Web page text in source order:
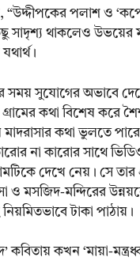
“উদ্দীপকের পলাশ ও
সাদৃশ্য থাকলেও উভয়ের
সময় সুযোগের অভাবে
কথা বিশেষ করে
মাদরাসার কথা ভুলতে
না কারোর সাথে
দেখে নেয়। সে তার
ও মসজিদ-মন্দিরের
টাকা পাঠায়।
কবিতায় কখন ‘মায়া-